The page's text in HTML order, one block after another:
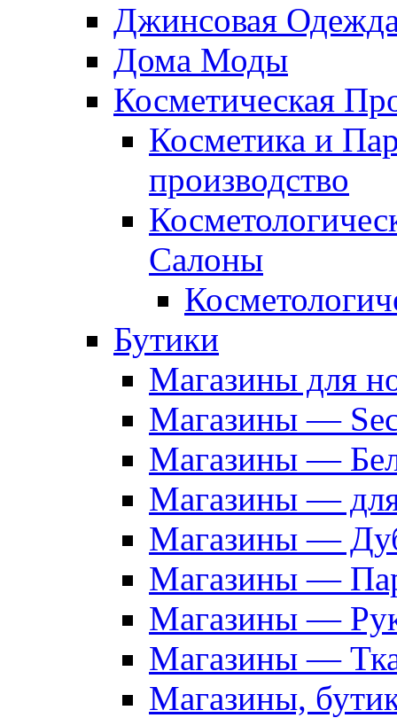
Джинсовая
Дома Моды
Косметическая
Косметика и
производство
Салоны
Бутики
Магазины для
Магазины —
Магазины —
Магазины —
Магазины —
Магазины —
Магазины —
Магазины —
Магазины,